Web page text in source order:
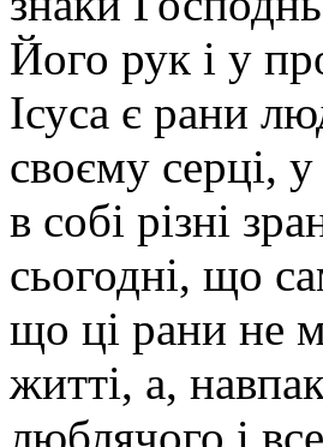
Його рук і у
Ісуса є рани
своєму серці,
в собі різні
сьогодні, що
що ці рани не
житті, а,
люблячого і